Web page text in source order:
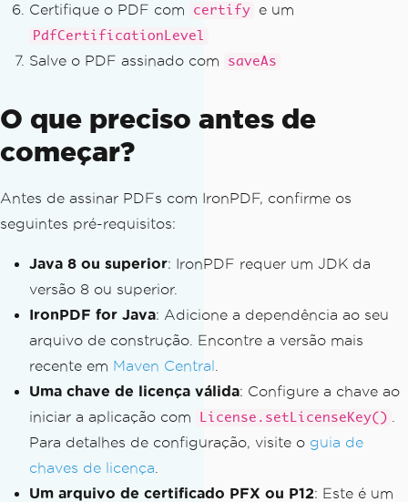
Certifique o PDF com certify e um
PdfCertificationLevel
Salve o PDF assinado com saveAs
O que preciso antes de
começar?
Antes de assinar PDFs com IronPDF, confirme os
seguintes pré-requisitos:
Java 8 ou superior: IronPDF requer um JDK da
versão 8 ou superior.
IronPDF for Java: Adicione a dependência ao seu
arquivo de construção. Encontre a versão mais
recente em Maven Central
Uma chave de licença válida: Configure a chave ao
iniciar a aplicação com
License.setLicenseKey()
Para detalhes de configuração, visite o guia de
chaves de licença
Um arquivo de certificado PFX ou P12: Este é um